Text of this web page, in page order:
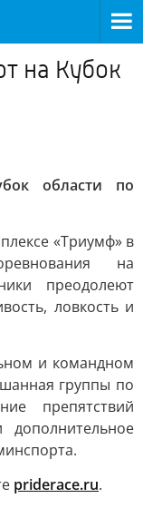
на Кубок
области по
«Триумф» в
на
преодолеют
ловкость и
и командном
группы по
препятствий
priderace.ru.